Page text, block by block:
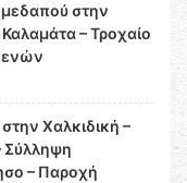
στην
– Τροχαίο
Χαλκιδική –
Σύλληψη
– Παροχή